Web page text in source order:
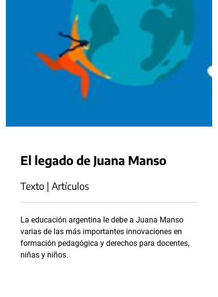
El legado de Juana Manso
Texto | Artículos
La educación argentina le debe a Juana Manso
varias de las más importantes innovaciones en
formación pedagógica y derechos para docentes,
niñas y niños.